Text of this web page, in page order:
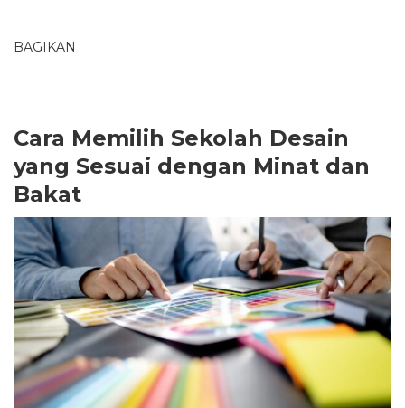
BAGIKAN
Cara Memilih Sekolah Desain
yang Sesuai dengan Minat dan
Bakat